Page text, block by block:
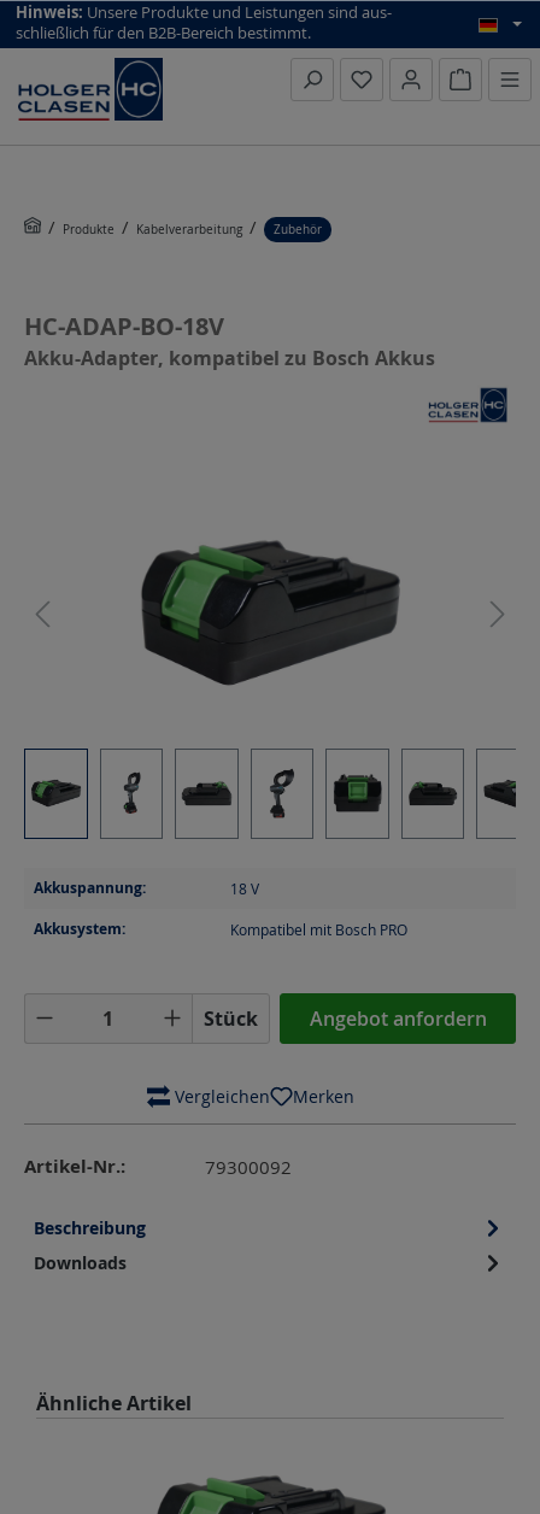
top scroll helper
Hinweis: Unsere Produkte und Leistungen sind aus­
schließlich für den B2B-Bereich bestimmt.
Produkte Kabelverarbeitung Zubehör
HC-ADAP-BO-18V
Akku-Adapter, kompatibel zu Bosch Akkus
Akkuspannung: 18 V
Akkusystem: Kompatibel mit Bosch PRO
Produkt Anzahl: Gib den gewünschten
Stück Angebot anfordern
Vergleichen Merken
Artikel-Nr.: 79300092
Beschreibung
Downloads
Produktgalerie überspringen
Ähnliche Artikel